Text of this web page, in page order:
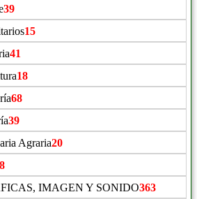
39
15
41
18
68
39
Agraria20
8
IMAGEN Y SONIDO363